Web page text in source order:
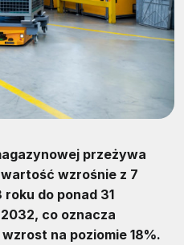
przeżywa
wzrośnie z 7
do ponad 31
co oznacza
na poziomie 18%.